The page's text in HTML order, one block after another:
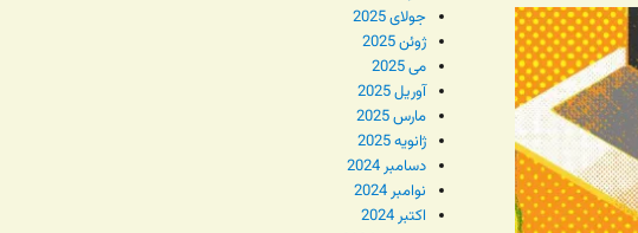
جولای 2025
ژوئن 2025
می 2025
آوریل 2025
مارس 2025
ژانویه 2025
دسامبر 2024
نوامبر 2024
اکتبر 2024